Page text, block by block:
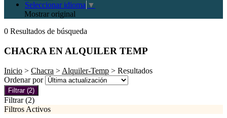
Seleccionar idioma ▼
Mostrar original
0 Resultados de búsqueda
CHACRA EN ALQUILER TEMP
Inicio > Chacra > Alquiler-Temp > Resultados
Ordenar por
Filtrar (2)
Filtrar (2)
Filtros Activos